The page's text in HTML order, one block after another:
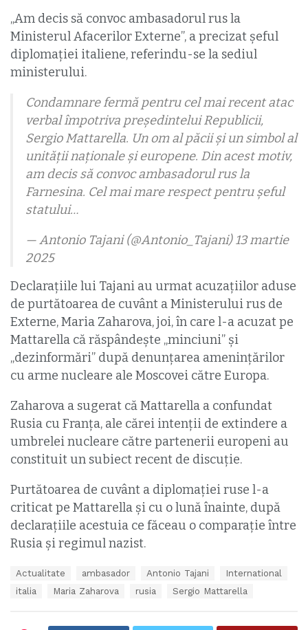
„Am decis să convoc ambasadorul rus la
Ministerul Afacerilor Externe”, a precizat șeful
diplomației italiene, referindu-se la sediul
ministerului.
Condamnare fermă pentru cel mai recent atac
verbal împotriva președintelui Republicii,
Sergio Mattarella. Un om al păcii și un simbol al
unității naționale și europene. Din acest motiv,
am decis să convoc ambasadorul rus la
Farnesina. Cel mai mare respect pentru șeful
statului…
— Antonio Tajani (@Antonio_Tajani) 13 martie
2025
Declarațiile lui Tajani au urmat acuzațiilor aduse
de purtătoarea de cuvânt a Ministerului rus de
Externe, Maria Zaharova, joi, în care l-a acuzat pe
Mattarella că răspândește „minciuni” și
„dezinformări” după denunțarea amenințărilor
cu arme nucleare ale Moscovei către Europa.
Zaharova a sugerat că Mattarella a confundat
Rusia cu Franța, ale cărei intenții de extindere a
umbrelei nucleare către partenerii europeni au
constituit un subiect recent de discuție.
Purtătoarea de cuvânt a diplomației ruse l-a
criticat pe Mattarella și cu o lună înainte, după
declarațiile acestuia ce făceau o comparație între
Rusia și regimul nazist.
Actualitate ambasador Antonio Tajani
International
italia
Maria Zaharova rusia Sergio Mattarella